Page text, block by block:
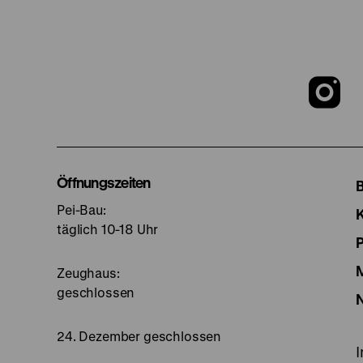
Zu
Öffnungszeiten
Pei-Bau:
täglich 10-18 Uhr
Zeughaus:
geschlossen
24. Dezember geschlossen